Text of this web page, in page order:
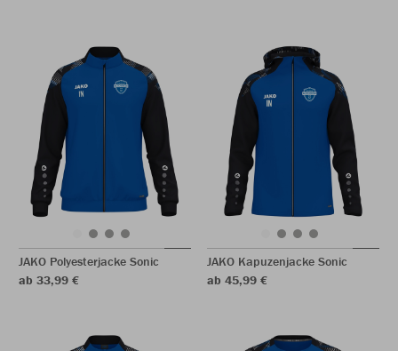
JAKO Polyesterjacke Sonic
ab 33,99 €
JAKO Kapuzenjacke Sonic
ab 45,99 €